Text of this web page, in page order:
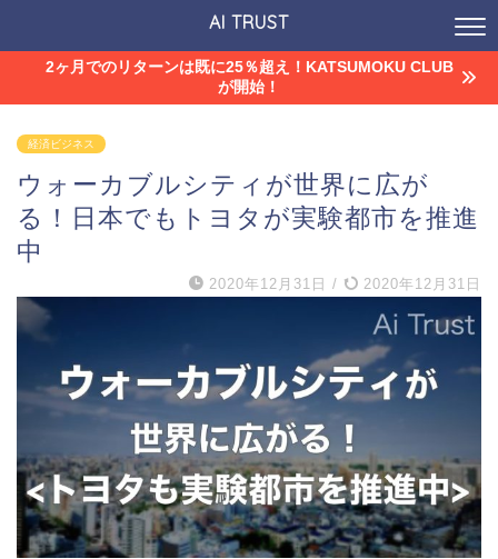
AI TRUST
2ヶ月でのリターンは既に25％超え！KATSUMOKU CLUB
が開始！
経済ビジネス
ウォーカブルシティが世界に広が
る！日本でもトヨタが実験都市を推進
中
2020年12月31日 / 2020年12月31日